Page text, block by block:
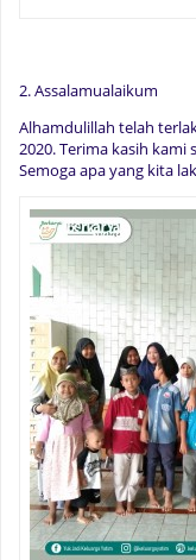
2. Assalamualaikum
Alhamdulillah telah
2020. Terima kasih
Semoga apa yang kita